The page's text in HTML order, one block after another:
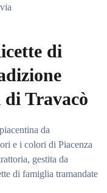
di
di Travacò
da
e i colori di Piacenza
gestita da
di famiglia tramandate